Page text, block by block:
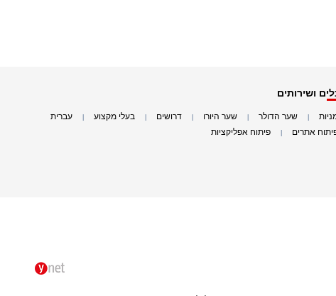
ושירותים
שער הדולר שער היורו דרושים בעלי מקצוע עברית
אתרים פיתוח אפליקציות